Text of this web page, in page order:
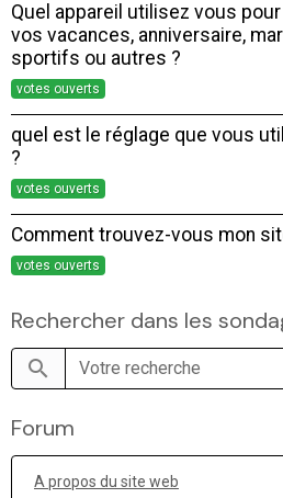
Quel appareil utilisez vous
vos vacances, anniversaire,
sportifs ou autres ?
votes ouverts
quel est le réglage que vous
?
votes ouverts
Comment trouvez-vous mon
votes ouverts
Rechercher dans les
Forum
A propos du site web